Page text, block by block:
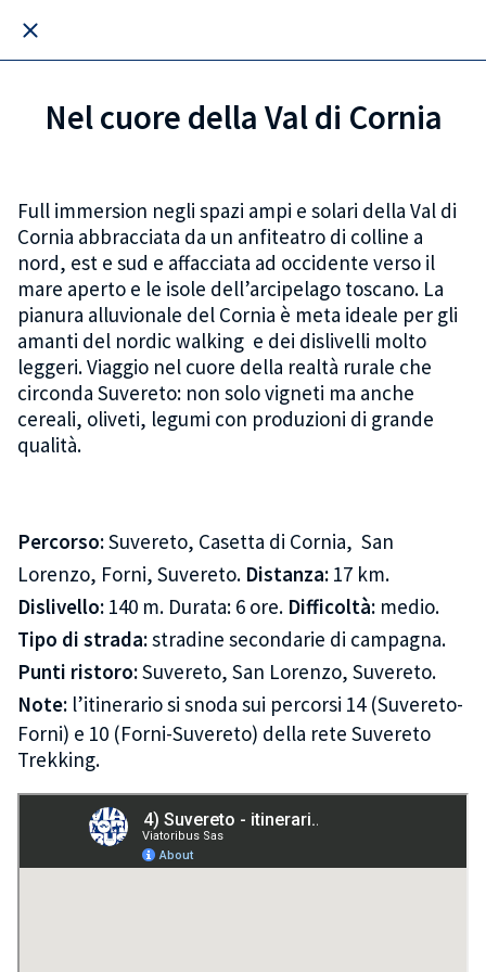
Nel cuore della Val di Cornia
Full immersion negli spazi ampi e solari della Val di
Cornia abbracciata da un anfiteatro di colline a
nord, est e sud e affacciata ad occidente verso il
mare aperto e le isole dell’arcipelago toscano. La
pianura alluvionale del Cornia è meta ideale per gli
amanti del nordic walking e dei dislivelli molto
leggeri. Viaggio nel cuore della realtà rurale che
circonda Suvereto: non solo vigneti ma anche
cereali, oliveti, legumi con produzioni di grande
qualità.
Percorso:Suvereto, Casetta di Cornia, San
Lorenzo, Forni, Suvereto. Distanza: 17 km.
Dislivello: 140 m. Durata: 6 ore. Difficoltà: medio.
Tipo di strada:stradine secondarie di campagna.
Punti ristoro:Suvereto, San Lorenzo, Suvereto.
Note: l’itinerario si snoda sui percorsi 14 (Suvereto-
Forni) e 10 (Forni-Suvereto) della rete Suvereto
Trekking.